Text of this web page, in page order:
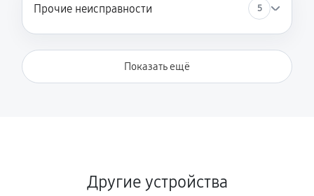
Прочие неисправности 5
Показать ещё
Другие устройства